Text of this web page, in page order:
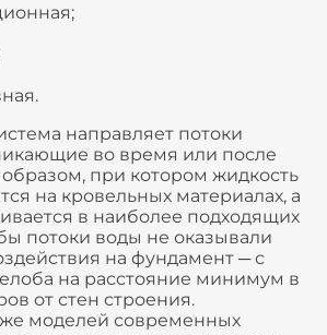
направляет потоки
во время или после
образом, при котором жидкость
на кровельных материалах, а
в наиболее подходящих
потоки воды не оказывали
на фундамент ─ с
на расстояние минимум в
от стен строения.
моделей современных